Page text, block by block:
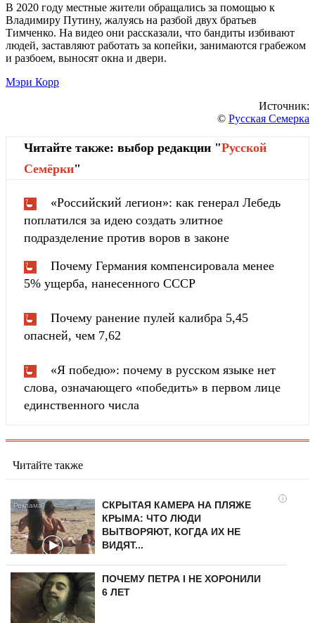
В 2020 году местные жители обращались за помощью к
Владимиру Путину, жалуясь на разбой двух братьев
Тимченко. На видео они рассказали, что бандиты избивают
людей, заставляют работать за копейки, занимаются грабежом
и разбоем, выносят окна и двери.
Мэри Корр
Источник:
© Русская Семерка
Читайте также: выбор редакции "Русской
Cемёрки"
«Российский легион»: как генерал Лебедь
поплатился за идею создать элитное
подразделение против воров в законе
Почему Германия компенсировала менее
5% ущерба, нанесенного СССР
Почему ранение пулей калибра 5,45
опасней, чем 7,62
«Я победю»: почему в русском языке нет
слова, означающего «победить» в первом лице
единственного числа
Читайте также
i
СКРЫТАЯ КАМЕРА НА ПЛЯЖЕ
КРЫМА: ЧТО ЛЮДИ
ВЫТВОРЯЮТ, КОГДА ИХ НЕ
ВИДЯТ...
ПОЧЕМУ ПЕТРА I НЕ ХОРОНИЛИ
6 ЛЕТ